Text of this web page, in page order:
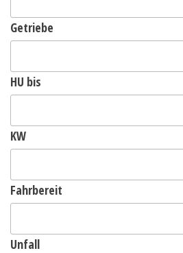
Getriebe
HU bis
KW
Fahrbereit
Unfall